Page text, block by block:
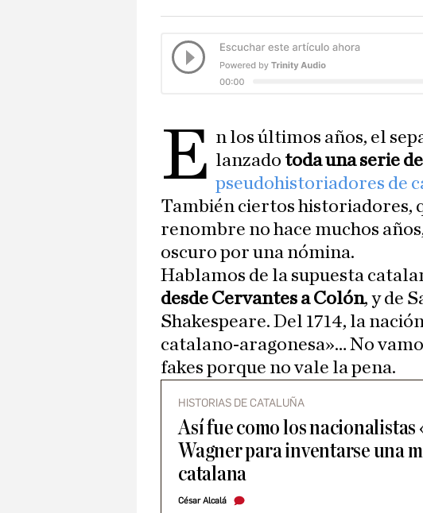
E n los últimos años, el
lanzado toda una serie
pseudohistoriadores de
También ciertos historiadores,
renombre no hace muchos
oscuro por una nómina.
Hablamos de la supuesta
desde Cervantes a Colón, y de
Shakespeare. Del 1714, la
catalano-aragonesa»… No
fakes porque no vale la pena.
HISTORIAS DE CATALUÑA
Así fue como los nacionalistas
Wagner para inventarse una
catalana
César Alcalá